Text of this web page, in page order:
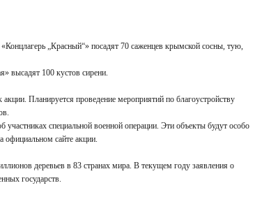
„Красный“» посадят 70 саженцев крымской сосны, тую,
высадят 100 кустов сирени.
Планируется проведение мероприятий по благоустройству
участниках специальной военной операции. Эти объекты будут особо
официальном сайте акции.
деревьев в 83 странах мира. В текущем году заявления о
государств.